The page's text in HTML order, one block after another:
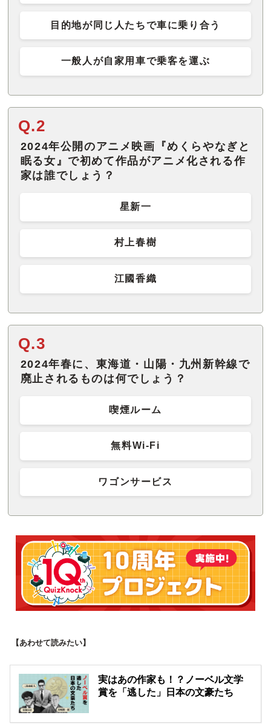
目的地が同じ人たちで車に乗り合う
一般人が自家用車で乗客を運ぶ
Q.2
2024年公開のアニメ映画『めくらやなぎと
眠る女』で初めて作品がアニメ化される作
家は誰でしょう？
星新一
村上春樹
江國香織
Q.3
2024年春に、東海道・山陽・九州新幹線で
廃止されるものは何でしょう？
喫煙ルーム
無料Wi-Fi
ワゴンサービス
【あわせて読みたい】
実はあの作家も！？ノーベル文学
賞を「逃した」日本の文豪たち